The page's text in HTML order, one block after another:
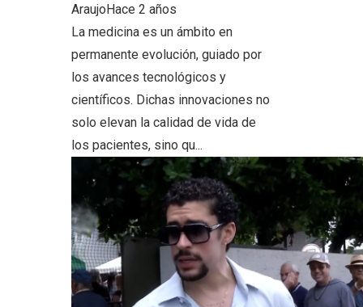
AraujoHace 2 años
La medicina es un ámbito en
permanente evolución, guiado por
los avances tecnológicos y
científicos. Dichas innovaciones no
solo elevan la calidad de vida de
los pacientes, sino qu...